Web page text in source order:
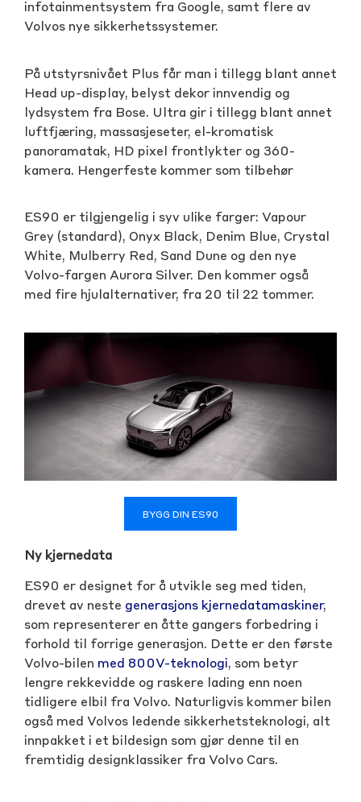
infotainmentsystem fra Google, samt flere av
Volvos nye sikkerhetssystemer.
På utstyrsnivået Plus får man i tillegg blant annet
Head up-display, belyst dekor innvendig og
lydsystem fra Bose. Ultra gir i tillegg blant annet
luftfjæring, massasjeseter, el-kromatisk
panoramatak, HD pixel frontlykter og 360-
kamera. Hengerfeste kommer som tilbehør
ES90 er tilgjengelig i syv ulike farger: Vapour
Grey (standard), Onyx Black, Denim Blue, Crystal
White, Mulberry Red, Sand Dune og den nye
Volvo-fargen Aurora Silver. Den kommer også
med fire hjulalternativer, fra 20 til 22 tommer.
BYGG DIN ES90
Ny kjernedata
ES90 er designet for å utvikle seg med tiden,
drevet av neste generasjons kjernedatamaskiner,
som representerer en åtte gangers forbedring i
forhold til forrige generasjon. Dette er den første
Volvo-bilen med 800V-teknologi, som betyr
lengre rekkevidde og raskere lading enn noen
tidligere elbil fra Volvo. Naturligvis kommer bilen
også med Volvos ledende sikkerhetsteknologi, alt
innpakket i et bildesign som gjør denne til en
fremtidig designklassiker fra Volvo Cars.